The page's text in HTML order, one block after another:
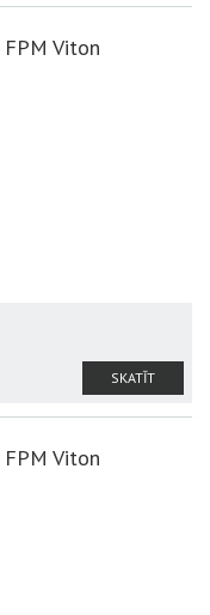
Viton
SKATĪT
Viton